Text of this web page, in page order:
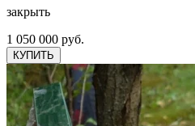
закрыть
1 050 000 руб.
КУПИТЬ